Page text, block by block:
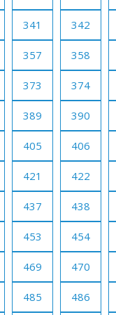
341 342
357 358
373 374
389 390
405 406
421 422
437 438
453 454
469 470
485 486